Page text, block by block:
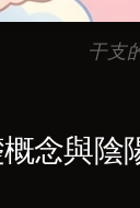
干支
念與陰